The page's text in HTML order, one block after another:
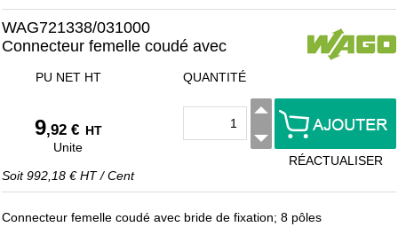
WAG721338/031000
Connecteur femelle coudé avec
PU NET HT
9,92 € HT
Unite
Soit992,18 € HT/Cent
QUANTITÉ
RÉACTUALISER
Connecteur femelle coudé avec bride de fixation; 8 pôles